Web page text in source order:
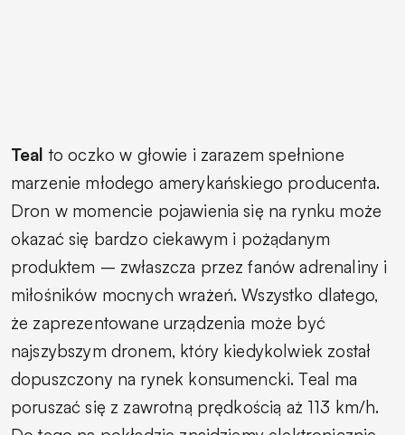
Teal to oczko w głowie i zarazem spełnione
marzenie młodego amerykańskiego producenta.
Dron w momencie pojawienia się na rynku może
okazać się bardzo ciekawym i pożądanym
produktem – zwłaszcza przez fanów adrenaliny i
miłośników mocnych wrażeń. Wszystko dlatego,
że zaprezentowane urządzenia może być
najszybszym dronem, który kiedykolwiek został
dopuszczony na rynek konsumencki. Teal ma
poruszać się z zawrotną prędkością aż 113 km/h.